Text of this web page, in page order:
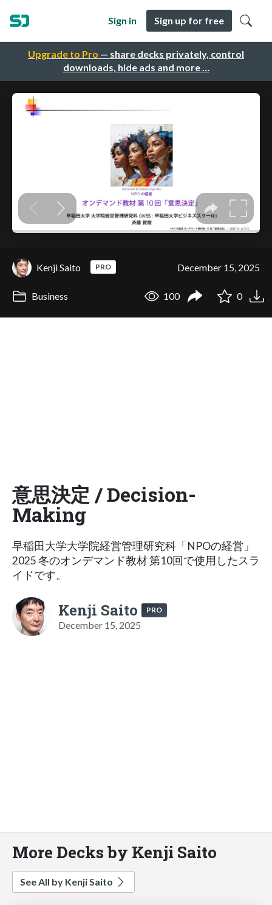
Upgrade to Pro — share decks privately, control
downloads, hide ads and more …
Sign in Sign up for free
Kenji Saito PRO December 15, 2025
Business 100 0
意思決定 / Decision-
Making
早稲田大学大学院経営管理研究科「NPOの経営」
2025 冬のオンデマンド教材 第10回で使用したスラ
イドです。
Kenji Saito PRO
December 15, 2025
More Decks by Kenji Saito
See All by Kenji Saito